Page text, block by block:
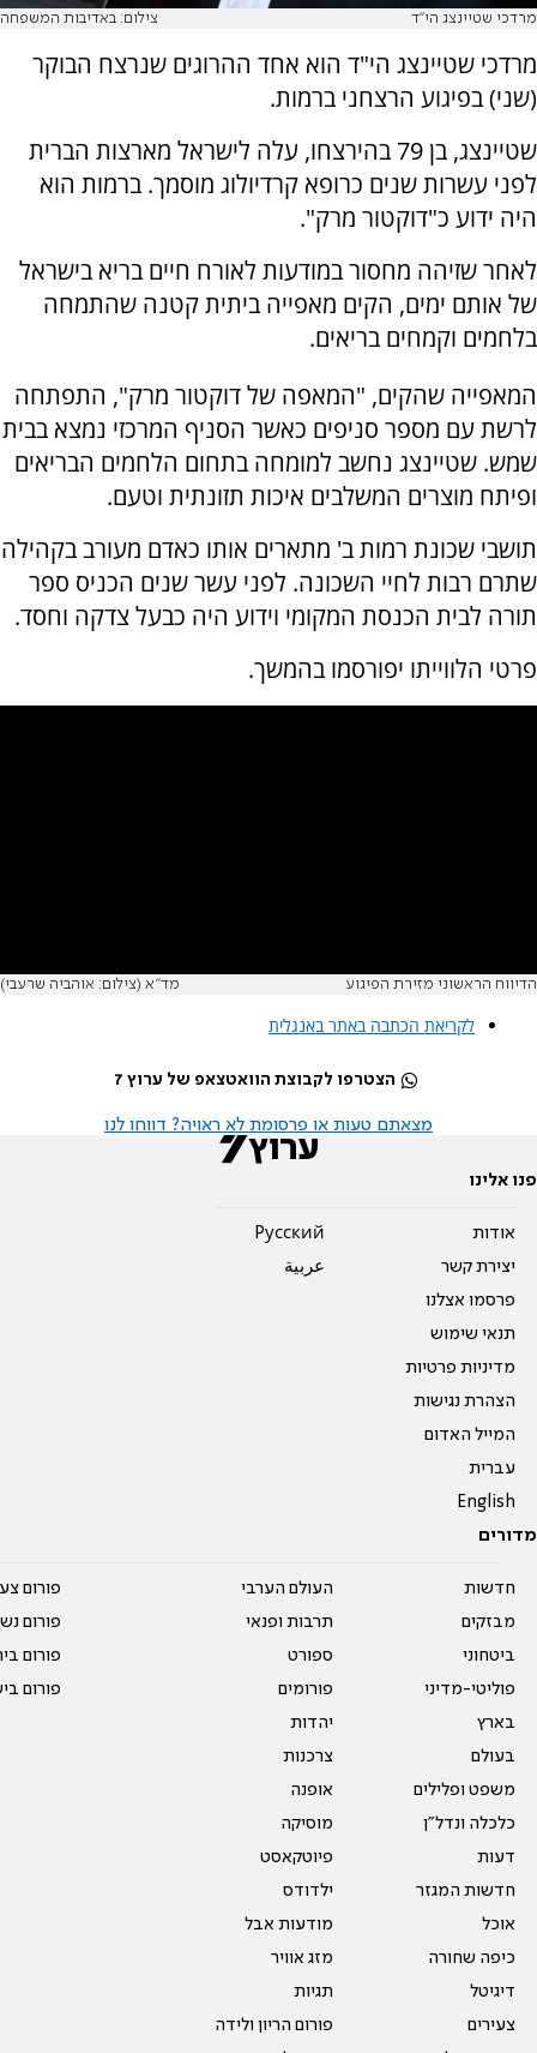
מרדכי שטיינצג הי"ד צילום: באדיבות המשפחה
מרדכי שטיינצג הי"ד הוא אחד ההרוגים שנרצח הבוקר
(שני) בפיגוע הרצחני ברמות.
שטיינצג, בן 79 בהירצחו, עלה לישראל מארצות הברית
לפני עשרות שנים כרופא קרדיולוג מוסמך. ברמות הוא
היה ידוע כ"דוקטור מרק".
לאחר שזיהה מחסור במודעות לאורח חיים בריא בישראל
של אותם ימים, הקים מאפייה ביתית קטנה שהתמחה
בלחמים וקמחים בריאים.
המאפייה שהקים, "המאפה של דוקטור מרק", התפתחה
לרשת עם מספר סניפים כאשר הסניף המרכזי נמצא בבית
שמש. שטיינצג נחשב למומחה בתחום הלחמים הבריאים
ופיתח מוצרים המשלבים איכות תזונתית וטעם.
תושבי שכונת רמות ב' מתארים אותו כאדם מעורב בקהילה
שתרם רבות לחיי השכונה. לפני עשר שנים הכניס ספר
תורה לבית הכנסת המקומי וידוע היה כבעל צדקה וחסד.
פרטי הלווייתו יפורסמו בהמשך.
הדיווח הראשוני מזירת הפיגוע מד"א (צילום: אוהביה שרעבי)
לקריאת הכתבה באתר באנגלית
הצטרפו לקבוצת הוואטצאפ של ערוץ 7
מצאתם טעות או פרסומת לא ראויה? דווחו לנו
פנו אלינו
אודות
יצירת קשר
פרסמו אצלנו
תנאי שימוש
מדיניות פרטיות
הצהרת נגישות
המייל האדום
עברית
English
Pусский
عربية
מדורים
חדשות
מבזקים
ביטחוני
פוליטי-מדיני
בארץ
בעולם
משפט ופלילים
כלכלה ונדל"ן
דעות
חדשות המגזר
אוכל
כיפה שחורה
דיגיטל
צעירים
העולם הערבי
תרבות ופנאי
ספורט
פורומים
יהדות
צרכנות
אופנה
מוסיקה
פיוטקאסט
ילדודס
מודעות אבל
מזג אוויר
תגיות
פורום הריון ולידה
פורום
פורום
פורום
פורום